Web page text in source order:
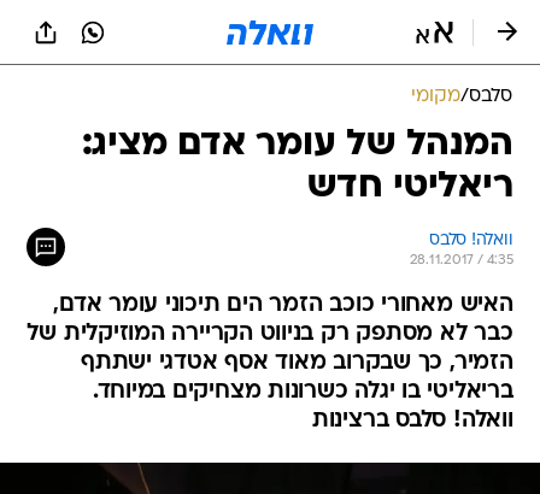
סלבס/מקומי
המנהל של עומר אדם מציג:
ריאליטי חדש
וואלה! סלבס
28.11.2017 / 4:35
האיש מאחורי כוכב הזמר הים תיכוני עומר אדם,
כבר לא מסתפק רק בניווט הקריירה המוזיקלית של
הזמיר, כך שבקרוב מאוד אסף אטדגי ישתתף
בריאליטי בו יגלה כשרונות מצחיקים במיוחד.
וואלה! סלבס ברצינות